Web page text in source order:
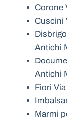
Corone
Cuscini
Antichi
Antichi
Fiori
Marmi